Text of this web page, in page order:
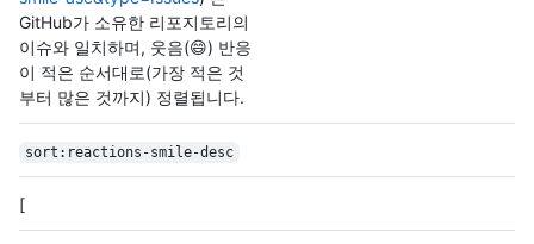
GitHub가 소유한 리포지토리의
이슈와 일치하며, 웃음(😄) 반응
이 적은 순서대로(가장 적은 것
부터 많은 것까지) 정렬됩니다.
sort:reactions-smile-desc
[